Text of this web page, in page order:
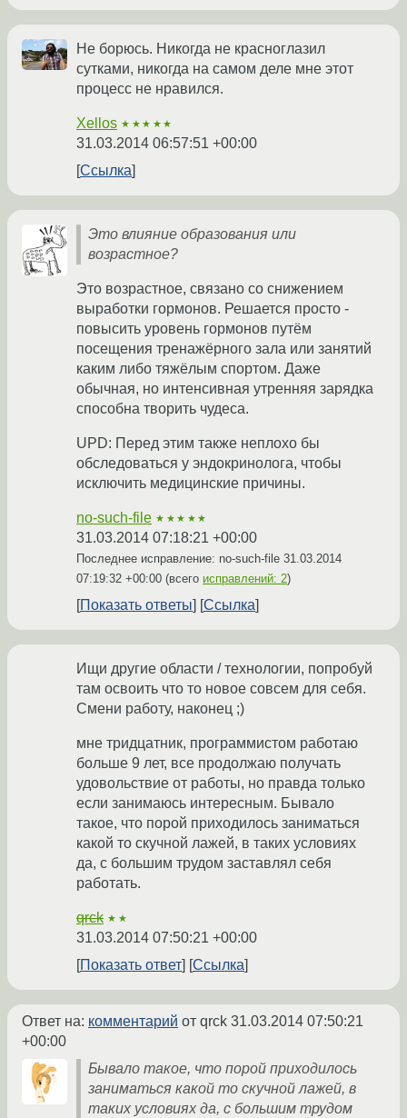
Не борюсь. Никогда не красноглазил
сутками, никогда на самом деле мне этот
процесс не нравился.
Xellos ★★★★★
31.03.2014 06:57:51 +00:00
Ссылка
Это влияние образования или
возрастное?
Это возрастное, связано со снижением
выработки гормонов. Решается просто -
повысить уровень гормонов путём
посещения тренажёрного зала или занятий
каким либо тяжёлым спортом. Даже
обычная, но интенсивная утренняя зарядка
способна творить чудеса.
UPD: Перед этим также неплохо бы
обследоваться у эндокринолога, чтобы
исключить медицинские причины.
no-such-file ★★★★★
31.03.2014 07:18:21 +00:00
Последнее исправление: no-such-file 31.03.2014
07:19:32 +00:00 (всего исправлений: 2)
Показать ответы Ссылка
Ищи другие области / технологии, попробуй
там освоить что то новое совсем для себя.
Смени работу, наконец ;)
мне тридцатник, программистом работаю
больше 9 лет, все продолжаю получать
удовольствие от работы, но правда только
если занимаюсь интересным. Бывало
такое, что порой приходилось заниматься
какой то скучной лажей, в таких условиях
да, с большим трудом заставлял себя
работать.
qrck ★★
31.03.2014 07:50:21 +00:00
Показать ответ
Ссылка
Ответ на: комментарий от qrck 31.03.2014 07:50:21
+00:00
Бывало такое, что порой приходилось
заниматься какой то скучной лажей, в
таких условиях да, с большим трудом